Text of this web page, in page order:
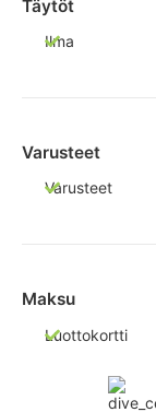
Täytöt
Ilma
Varusteet
Varusteet
Maksu
Luottokortti